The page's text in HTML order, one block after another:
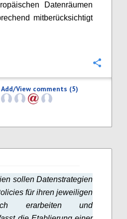
Datenräumen
mitberücksichtigt
Add/View comments (5)
sollen Datenstrategien
für ihren jeweiligen
erarbeiten und